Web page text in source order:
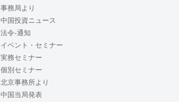
事務局より
中国投資ニュース
法令-通知
イベント・セミナー
実務セミナー
個別セミナー
北京事務所より
中国当局発表